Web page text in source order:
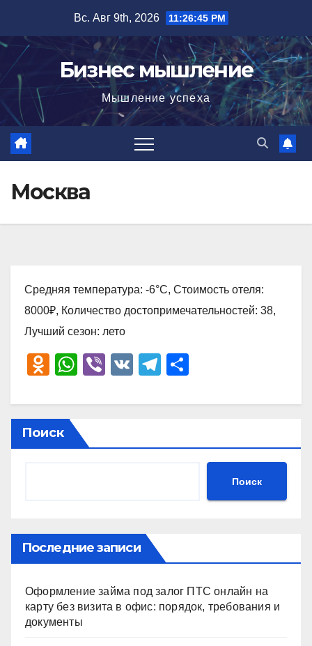
содержимому
Вс. Авг 9th, 2026 11:26:46 PM
Бизнес мышление
Мышление успеха
Москва
Средняя температура: -6°C, Стоимость отеля:
8000₽, Количество достопримечательностей: 38,
Лучший сезон: лето
O
n
o
kl
ki
W
at
s
A
Vi
er
V
T
e
a
р
в
ть
Поиск
Поиск
Последние записи
Оформление займа под залог ПТС онлайн на
карту без визита в офис: порядок, требования и
документы